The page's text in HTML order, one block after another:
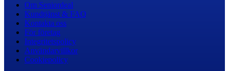
Om Seniordeal
Kundtjänst & FAQ
Kontakta oss
För företag
Integritetspolicy
Användarvillkor
Cookiepolicy